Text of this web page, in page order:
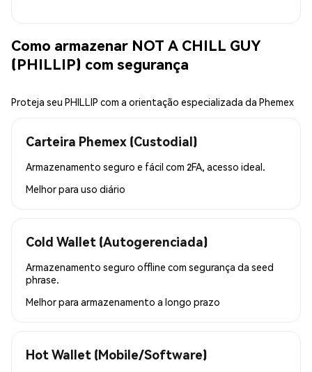
Como armazenar NOT A CHILL GUY
(PHILLIP) com segurança
Proteja seu PHILLIP com a orientação especializada da Phemex
Carteira Phemex (Custodial)
Armazenamento seguro e fácil com 2FA, acesso ideal.
Melhor para uso diário
Cold Wallet (Autogerenciada)
Armazenamento seguro offline com segurança da seed
phrase.
Melhor para armazenamento a longo prazo
Hot Wallet (Mobile/Software)